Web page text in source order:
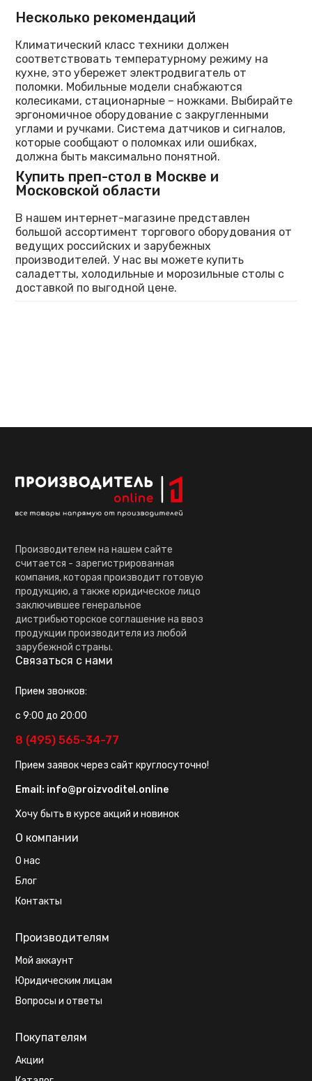
Несколько рекомендаций
Климатический класс техники должен
соответствовать температурному режиму на
кухне, это убережет электродвигатель от
поломки. Мобильные модели снабжаются
колесиками, стационарные – ножками. Выбирайте
эргономичное оборудование с закругленными
углами и ручками. Система датчиков и сигналов,
которые сообщают о поломках или ошибках,
должна быть максимально понятной.
Купить преп-стол в Москве и
Московской области
В нашем интернет-магазине представлен
большой ассортимент торгового оборудования от
ведущих российских и зарубежных
производителей. У нас вы можете купить
саладетты, холодильные и морозильные столы с
доставкой по выгодной цене.
Производителем на нашем сайте
считается - зарегистрированная
компания, которая производит готовую
продукцию, а также юридическое лицо
заключившее генеральное
дистрибьюторское соглашение на ввоз
продукции производителя из любой
зарубежной страны.
Связаться с нами
Прием звонков:
с 9:00 до 20:00
8 (495) 565-34-77
Прием заявок через сайт круглосуточно!
Email: info@proizvoditel.online
Хочу быть в курсе акций и новинок
О компании
О нас
Блог
Контакты
Производителям
Мой аккаунт
Юридическим лицам
Вопросы и ответы
Покупателям
Акции